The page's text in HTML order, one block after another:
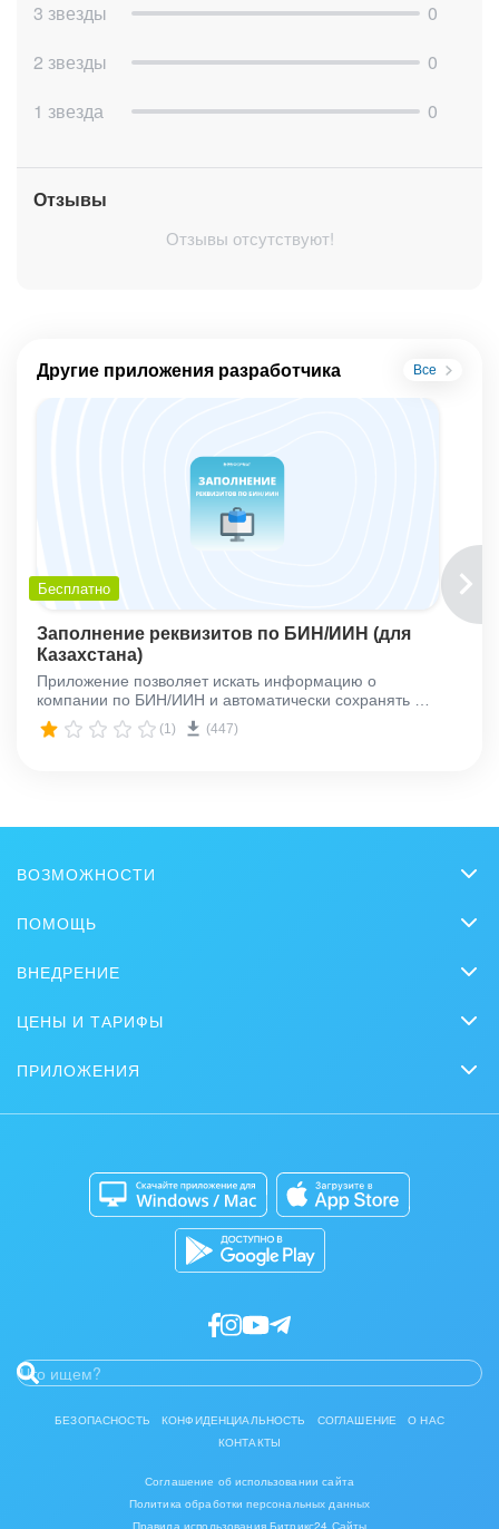
3 звезды
0
2 звезды
0
1 звезда
0
Отзывы
Отзывы отсутствуют!
Другие приложения разработчика Все
Бесплатно
Заполнение реквизитов по БИН/ИИН (для
Казахстана)
Приложение позволяет искать информацию о
компании по БИН/ИИН и автоматически сохранять её
в реквизиты компании.
(1) (447)
ВОЗМОЖНОСТИ
Совместная работа
Bitrix GPT
ПОМОЩЬ
Обучение
Вебинары
Задать вопрос
ВНЕДРЕНИЕ
Партнеры
Стать партнером
ЦЕНЫ И ТАРИФЫ
ПРИЛОЖЕНИЯ
Разработчикам приложений
БЕЗОПАСНОСТЬ КОНФИДЕНЦИАЛЬНОСТЬ СОГЛАШЕНИЕ
О НАС
КОНТАКТЫ
Соглашение об использовании сайта
Политика обработки персональных данных